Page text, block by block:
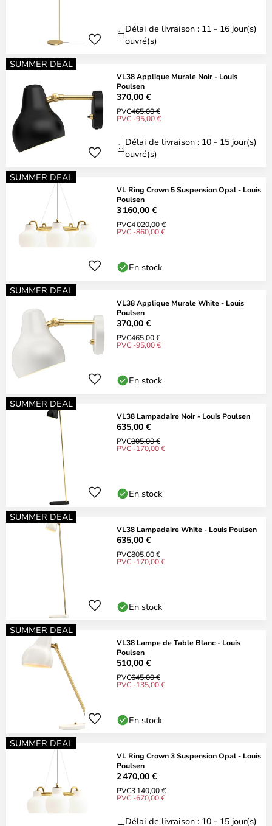
Délai de livraison : 11 - 16 jour(s)
ouvré(s)
SUMMER DEAL
VL38 Applique Murale Noir - Louis
Poulsen
370,00 €
PVC465,00 €
PVC -95,00 €
Délai de livraison : 10 - 15 jour(s)
ouvré(s)
SUMMER DEAL
VL Ring Crown 5 Suspension Opal - Louis
Poulsen
3 160,00 €
PVC4 020,00 €
PVC -860,00 €
En stock
SUMMER DEAL
VL38 Applique Murale White - Louis
Poulsen
370,00 €
PVC465,00 €
PVC -95,00 €
En stock
SUMMER DEAL
VL38 Lampadaire Noir - Louis Poulsen
635,00 €
PVC805,00 €
PVC -170,00 €
En stock
SUMMER DEAL
VL38 Lampadaire White - Louis Poulsen
635,00 €
PVC805,00 €
PVC -170,00 €
En stock
SUMMER DEAL
VL38 Lampe de Table Blanc - Louis
Poulsen
510,00 €
PVC645,00 €
PVC -135,00 €
En stock
SUMMER DEAL
VL Ring Crown 3 Suspension Opal - Louis
Poulsen
2 470,00 €
PVC3 140,00 €
PVC -670,00 €
Délai de livraison : 10 - 15 jour(s)